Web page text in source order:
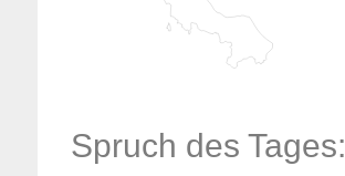
Spruch des Tages: